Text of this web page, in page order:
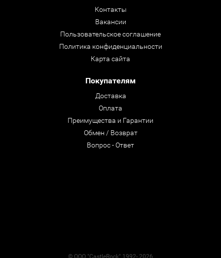
Контакты
Вакансии
Пользовательское соглашение
Политика конфиденциальности
Карта сайта
Покупателям
Доставка
Оплата
Преимущества и Гарантии
Обмен / Возврат
Вопрос - Ответ